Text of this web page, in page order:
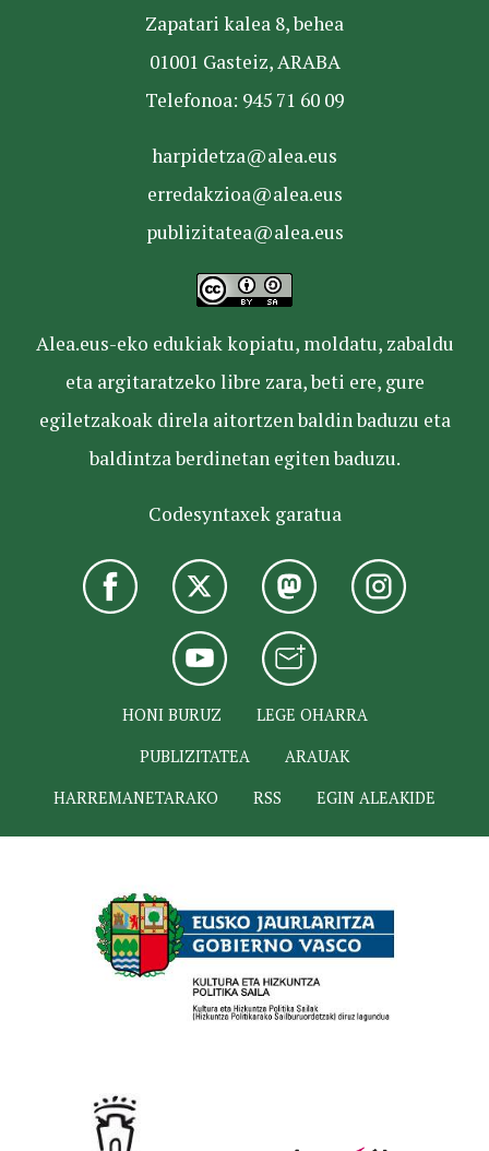
Zapatari kalea 8, behea
01001 Gasteiz, ARABA
Telefonoa: 945 71 60 09
harpidetza@alea.eus
erredakzioa@alea.eus
publizitatea@alea.eus
Alea.eus-eko edukiak kopiatu, moldatu, zabaldu
eta argitaratzeko libre zara, beti ere, gure
egiletzakoak direla aitortzen baldin baduzu eta
baldintza berdinetan egiten baduzu.
Codesyntaxek garatua
HONI BURUZ
LEGE OHARRA
PUBLIZITATEA
ARAUAK
HARREMANETARAKO
RSS EGIN ALEAKIDE